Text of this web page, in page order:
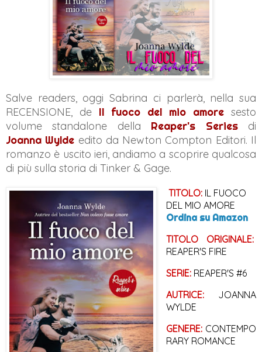
Salve readers, oggi Sabrina ci parlerà, nella sua
RECENSIONE, de Il fuoco del mio amore sesto
volume standalone della Reaper's Seriesdi
Joanna Wylde edito da Newton Compton Editori. Il
romanzo è uscito ieri, andiamo a scoprire qualcosa
di più sulla storia di Tinker & Gage.
TITOLO: IL FUOCO
DEL MIO AMORE
Ordina su Amazon
TITOLO ORIGINALE:
REAPER'S FIRE
SERIE: REAPER'S #6
AUTRICE: JOANNA
WYLDE
GENERE: CONTEMPO
RARY ROMANCE